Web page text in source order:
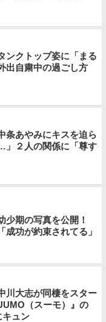
ンクトップ姿に「まる
自粛中の過ごし方
条あやみにキスを迫ら
」２人の関係に「尊す
少期の写真を公開！
成功が約束されてる」
川大志が同棲をスター
（スーモ）』の
キュン